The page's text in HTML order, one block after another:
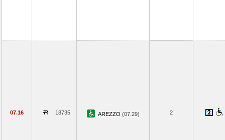
07.16 18735 AREZZO (07.29) 2